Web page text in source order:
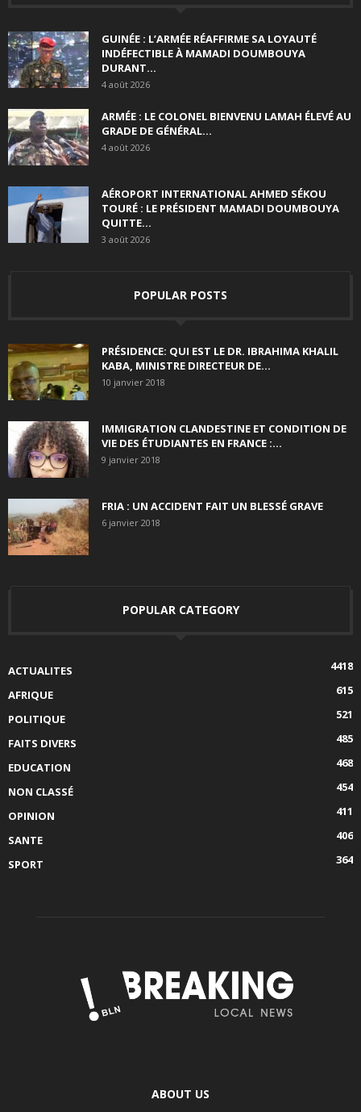
GUINÉE : L’ARMÉE RÉAFFIRME SA LOYAUTÉ
INDÉFECTIBLE À MAMADI DOUMBOUYA
DURANT...
4 août 2026
ARMÉE : LE COLONEL BIENVENU LAMAH ÉLEVÉ AU
GRADE DE GÉNÉRAL...
4 août 2026
AÉROPORT INTERNATIONAL AHMED SÉKOU
TOURÉ : LE PRÉSIDENT MAMADI DOUMBOUYA
QUITTE...
3 août 2026
POPULAR POSTS
PRÉSIDENCE: QUI EST LE DR. IBRAHIMA KHALIL
KABA, MINISTRE DIRECTEUR DE...
10 janvier 2018
IMMIGRATION CLANDESTINE ET CONDITION DE
VIE DES ÉTUDIANTES EN FRANCE :...
9 janvier 2018
FRIA : UN ACCIDENT FAIT UN BLESSÉ GRAVE
6 janvier 2018
POPULAR CATEGORY
ACTUALITES
4418
AFRIQUE
615
POLITIQUE
521
FAITS DIVERS
485
EDUCATION
468
NON CLASSÉ
454
OPINION
411
SANTE
406
SPORT
364
ABOUT US